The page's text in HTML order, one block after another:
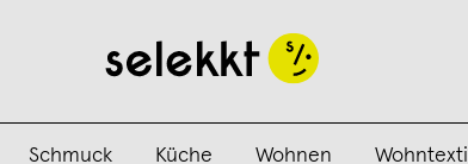
Schmuck Küche Wohnen